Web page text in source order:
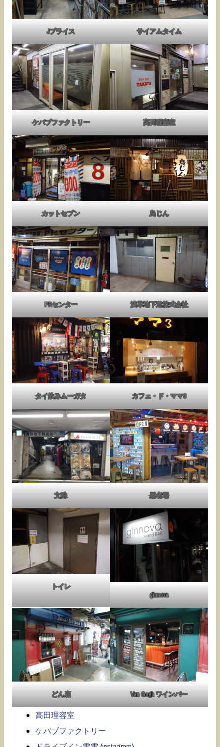
Jプライス サイアムタイム
ケバブファクトリー 高田理容室
カットセブン 鳥じん
PRセンター 浅草地下道株式会社
タイ飲みムーガタ カフェ・ド・ママ3
文殊 忍者場
トイレ
ginnova
どん底 Van Gogh ワインバー
高田理容室
ケバブファクトリー